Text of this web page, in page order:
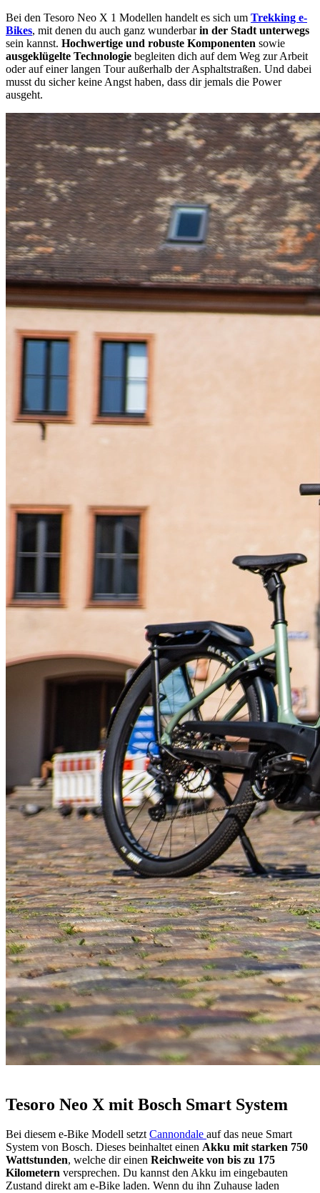
Bei den Tesoro Neo X 1 Modellen handelt es sich um Trekking e-
Bikes, mit denen du auch ganz wunderbarin der Stadt unterwegs
sein kannst. Hochwertige und robuste Komponenten sowie
ausgeklügelte Technologie begleiten dich auf dem Weg zur Arbeit
oder auf einer langen Tour außerhalb der Asphaltstraßen. Und dabei
musst du sicher keine Angst haben, dass dir jemals die Power
ausgeht.
Tesoro Neo X mit Bosch Smart System
Bei diesem e-Bike Modell setztCannondale auf das neue Smart
System von Bosch. Dieses beinhaltet einen Akku mit starken 750
Wattstunden, welche dir einen Reichweite von bis zu 175
Kilometern versprechen. Du kannst den Akku im eingebauten
Zustand direkt am e-Bike laden. Wenn du ihn Zuhause laden